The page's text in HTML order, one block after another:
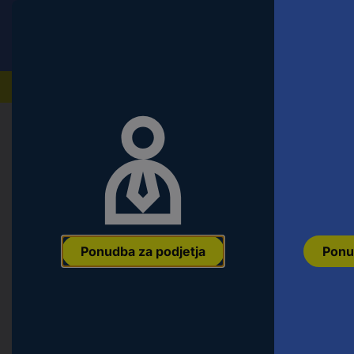
Ponudba za podjetja
Orodje & Delavnica
KS Tools 5151505 515.1505
11/32" 1/4" (6.3 mm)
4042146557150 Koda proizvajalca:515.1505 Št. izdelka: